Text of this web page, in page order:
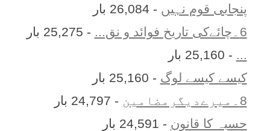
پنجابی قوم نہیں - 26,084 بار
6۔چائےکی تاریخ فوائد و نق...
- 25,275 بار
... - 25,160 بار
کیسے کیسے لوگ - 25,160 بار
8۔میرےدیگرمضامین
- 24,797 بار
حسبہ کا قانون - 24,591 بار